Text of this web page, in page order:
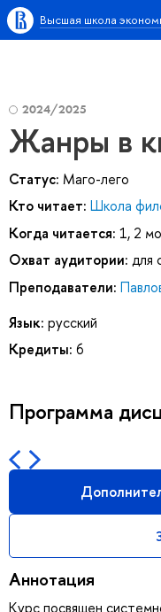
Высшая школа
2024/2025
Жанры в
Статус: Маго-лего
Кто читает: Школа
Когда читается: 1, 2
Охват аудитории: для
Преподаватели:
Язык: русский
Кредиты: 6
Программа
Аннотация
Курс посвящен